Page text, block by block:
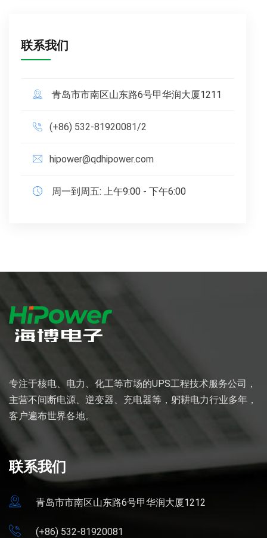
联系我们
青岛市市南区山东路6号甲华润大厦1211
(+86) 532-81920081/2
hipower@qdhipower.com
周一到周五: 上午9:00 - 下午6:00
专注于核电、电力、化工等市场的UPS工程技术服务公司，
主营不间断电源、逆变器、充电器等，躬耕电力行业多年，
客户遍布世界各地。
联系我们
青岛市市南区山东路6号甲华润大厦1212
(+86) 532-81920081